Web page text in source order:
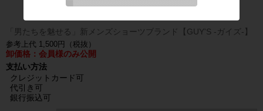
「男たちを魅せる」新メンズショーツブランド【GUY'S -ガイズ-】
参考上代 1,500円（税抜）
卸価格：会員様のみ公開
支払い方法
クレジットカード可
代引き可
銀行振込可